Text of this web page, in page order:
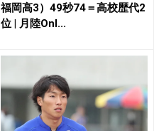
福岡高3）49秒74＝高校歴代2
位 | 月陸Onl...